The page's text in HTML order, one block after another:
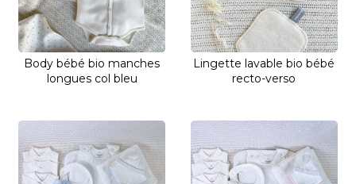
Body bébé bio manches
longues col bleu
Lingette lavable bio bébé
recto-verso